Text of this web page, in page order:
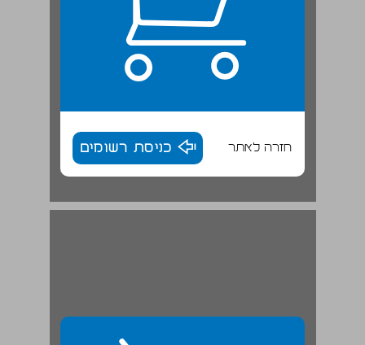
חזרה לאתר כניסת רשומים